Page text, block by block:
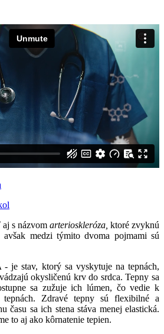
aj s názvom arterioskleróza, ktoré zvyknú
medzi týmito dvoma pojmami sú
- je stav, ktorý sa vyskytuje na tepnách,
okysličenú krv do srdca. Tepny sa
sa zužuje ich lúmen, čo vedie k
Zdravé tepny sú flexibilné a
času sa ich stena stáva menej elastická.
to aj ako kôrnatenie tepien.